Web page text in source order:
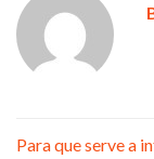
Para que serve a